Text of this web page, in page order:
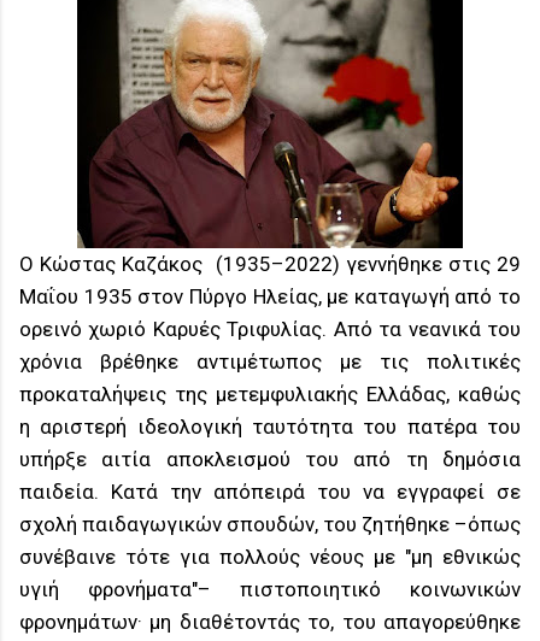
Ο Κώστας Καζάκος (1935–2022) γεννήθηκε στις 29
Μαΐου 1935 στον Πύργο Ηλείας, με καταγωγή από το
ορεινό χωριό Καρυές Τριφυλίας. Από τα νεανικά του
χρόνια βρέθηκε αντιμέτωπος με τις πολιτικές
προκαταλήψεις της μετεμφυλιακής Ελλάδας, καθώς
η αριστερή ιδεολογική ταυτότητα του πατέρα του
υπήρξε αιτία αποκλεισμού του από τη δημόσια
παιδεία. Κατά την απόπειρά του να εγγραφεί σε
σχολή παιδαγωγικών σπουδών, του ζητήθηκε –όπως
συνέβαινε τότε για πολλούς νέους με "μη εθνικώς
υγιή φρονήματα"– πιστοποιητικό κοινωνικών
φρονημάτων· μη διαθέτοντάς το, του απαγορεύθηκε